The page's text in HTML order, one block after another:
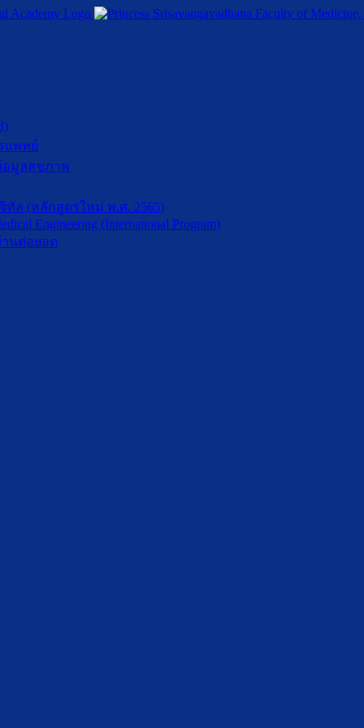
แพทย์
อมูลสุขภาพ
ล (หลักสูตรใหม่ พ.ศ. 2565)
Engineering (International Program)
นต่อยอด